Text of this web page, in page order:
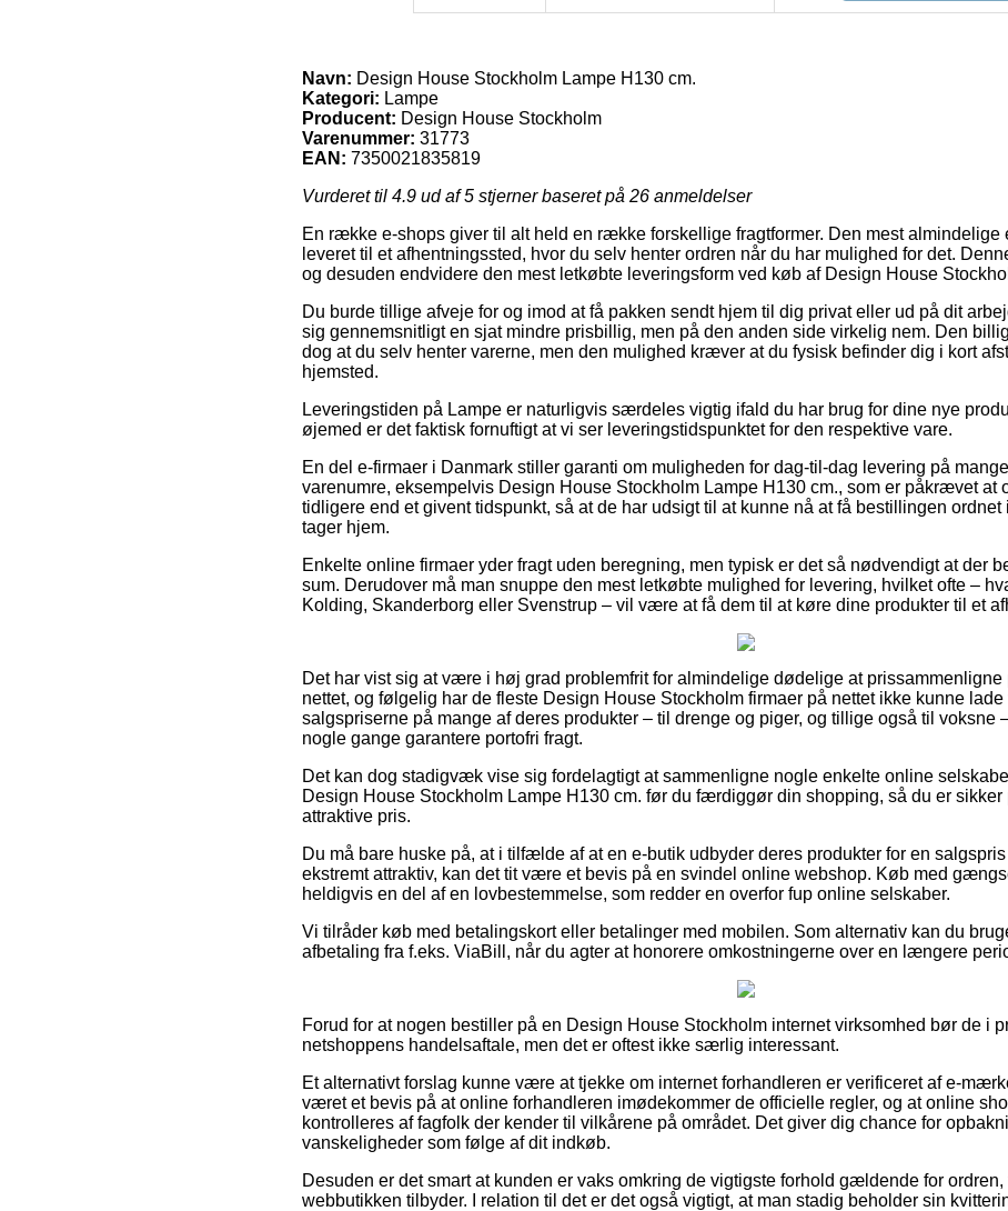
Navn: Design House Stockholm Lampe H130 cm.
Kategori: Lampe
Producent: Design House Stockholm
Varenummer: 31773
EAN: 7350021835819
Vurderet til 4.9 ud af 5 stjerner baseret på 26 anmeldelser
En række e-shops giver til alt held en række forskellige fragtformer. Den mest almindelige
leveret til et afhentningssted, hvor du selv henter ordren når du har mulighed for det.
og desuden endvidere den mest letkøbte leveringsform ved køb af Design House
Du burde tillige afveje for og imod at få pakken sendt hjem til dig privat eller ud på dit
sig gennemsnitligt en sjat mindre prisbillig, men på den anden side virkelig nem. Den
dog at du selv henter varerne, men den mulighed kræver at du fysisk befinder dig i kort
hjemsted.
Leveringstiden på Lampe er naturligvis særdeles vigtig ifald du har brug for dine nye
øjemed er det faktisk fornuftigt at vi ser leveringstidspunktet for den respektive vare.
En del e-firmaer i Danmark stiller garanti om muligheden for dag-til-dag levering på
varenumre, eksempelvis Design House Stockholm Lampe H130 cm., som er påkrævet at
tidligere end et givent tidspunkt, så at de har udsigt til at kunne nå at få bestillingen
tager hjem.
Enkelte online firmaer yder fragt uden beregning, men typisk er det så nødvendigt at der
sum. Derudover må man snuppe den mest letkøbte mulighed for levering, hvilket ofte –
Kolding, Skanderborg eller Svenstrup – vil være at få dem til at køre dine produkter til et
Det har vist sig at være i høj grad problemfrit for almindelige dødelige at prissammenligne
nettet, og følgelig har de fleste Design House Stockholm firmaer på nettet ikke kunne
salgspriserne på mange af deres produkter – til drenge og piger, og tillige også til voksne
nogle gange garantere portofri fragt.
Det kan dog stadigvæk vise sig fordelagtigt at sammenligne nogle enkelte online
Design House Stockholm Lampe H130 cm. før du færdiggør din shopping, så du er sikker
attraktive pris.
Du må bare huske på, at i tilfælde af at en e-butik udbyder deres produkter for en
ekstremt attraktiv, kan det tit være et bevis på en svindel online webshop. Køb med
heldigvis en del af en lovbestemmelse, som redder en overfor fup online selskaber.
Vi tilråder køb med betalingskort eller betalinger med mobilen. Som alternativ kan du
afbetaling fra f.eks. ViaBill, når du agter at honorere omkostningerne over en længere
Forud for at nogen bestiller på en Design House Stockholm internet virksomhed bør de i
netshoppens handelsaftale, men det er oftest ikke særlig interessant.
Et alternativt forslag kunne være at tjekke om internet forhandleren er verificeret af e-
været et bevis på at online forhandleren imødekommer de officielle regler, og at online
kontrolleres af fagfolk der kender til vilkårene på området. Det giver dig chance for
vanskeligheder som følge af dit indkøb.
Desuden er det smart at kunden er vaks omkring de vigtigste forhold gældende for
webbutikken tilbyder. I relation til det er det også vigtigt, at man stadig beholder sin